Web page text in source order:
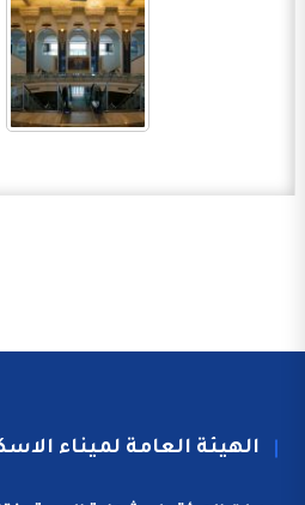
الهيئة العامة لميناء